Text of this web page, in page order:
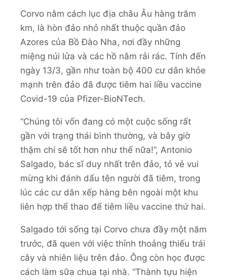
Corvo nằm cách lục địa châu Âu hàng trăm
km, là hòn đảo nhỏ nhất thuộc quần đảo
Azores của Bồ Đào Nha, nơi đầy những
miệng núi lửa và các hồ nằm rải rác. Tính đến
ngày 13/3, gần như toàn bộ 400 cư dân khỏe
mạnh trên đảo đã được tiêm hai liều vaccine
Covid-19 của Pfizer-BioNTech.
“Chúng tôi vốn đang có một cuộc sống rất
gần với trạng thái bình thường, và bây giờ
thậm chí sẽ tốt hơn như thế nữa!”, Antonio
Salgado, bác sĩ duy nhất trên đảo, tỏ vẻ vui
mừng khi đánh dấu tên người đã tiêm, trong
lúc các cư dân xếp hàng bên ngoài một khu
liên hợp thể thao để tiêm liều vaccine thứ hai.
Salgado tới sống tại Corvo chưa đầy một năm
trước, đã quen với việc thỉnh thoảng thiếu trái
cây và nhiên liệu trên đảo. Ông còn học được
cách làm sữa chua tại nhà. “Thành tựu hiện